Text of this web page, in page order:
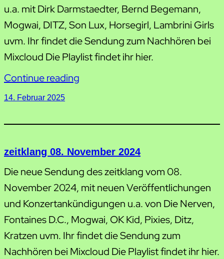
u.a. mit Dirk Darmstaedter, Bernd Begemann,
Mogwai, DITZ, Son Lux, Horsegirl, Lambrini Girls
uvm. Ihr findet die Sendung zum Nachhören bei
Mixcloud Die Playlist findet ihr hier.
Continue reading
14. Februar 2025
zeitklang 08. November 2024
Die neue Sendung des zeitklang vom 08.
November 2024, mit neuen Veröffentlichungen
und Konzertankündigungen u.a. von Die Nerven,
Fontaines D.C., Mogwai, OK Kid, Pixies, Ditz,
Kratzen uvm. Ihr findet die Sendung zum
Nachhören bei Mixcloud Die Playlist findet ihr hier.